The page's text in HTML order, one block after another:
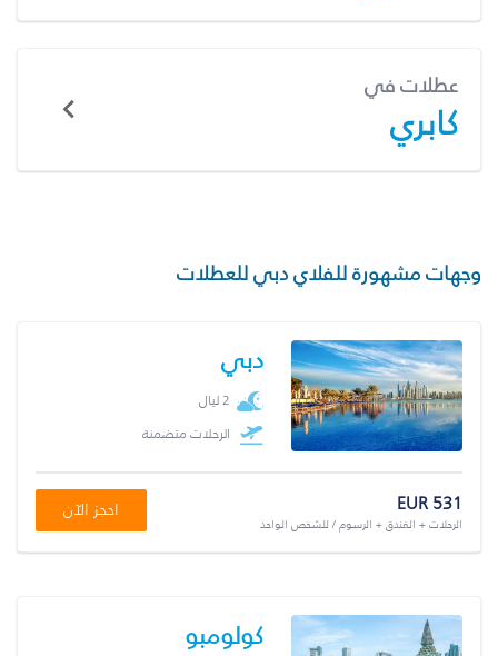
عطلات في
كابري
وجهات مشهورة للفلاي دبي للعطلات
دبي
2 ليال
الرحلات متضمنة
EUR 531
الرحلات + الفندق + الرسوم / للشخص الواحد
احجز الآن
كولومبو